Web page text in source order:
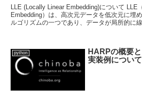
LLE (Locally Linear Embedding)について LLE
Embedding）は、高次元データを低次元に埋
ルゴリズムの一つであり、データが局所的に
python
HARPの概要
実装例について